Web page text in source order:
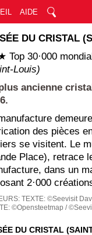
AIDE
DU CRISTAL
Top 30·000
Louis)
ancienne
des pièces
se visitent. Le
Place), retrace
dans un
2·000
TEXTE: ©Seevisit
©Opensteetmap /
DU CRISTAL